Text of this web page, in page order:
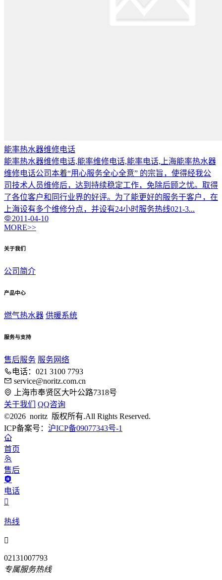
能率热水器维修电话
能率热水器维修电话,能率维修电话,能率电话,上海能率热水器
维修电话公司本着“用心服务全心全意” 的宗旨，使得经我公
司技术人员维修后，达到持续稳定工作，免除后顾之忧。取得
了各位客户和同行业界的好评。为了能更好的服务于客户，在
上海设有多个维修分点，并设有24小时服务热线021-3...
2011-04-10
MORE>>
关于我们
公司简介
产品中心
燃气热水器 供暖系统
服务与支持
售后服务 服务网络
电话：021 3100 7793
service@noritz.com.cn
上海市奉贤区大叶公路7318号
关于我们
QQ咨询
©2026 noritz 版权所有.All Rights Reserved.
ICP备案号： 沪ICP备09077343号-1
首页
售后
电话

热线

02131007793
专属服务热线